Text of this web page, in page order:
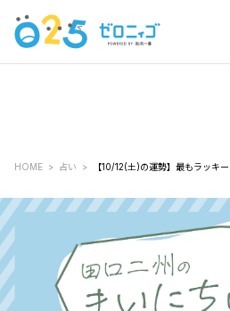
HOME 占い 【10/12(土)の運勢】最もラッキ